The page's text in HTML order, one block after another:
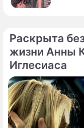
Раскрыта
жизни Анны
Иглесиаса